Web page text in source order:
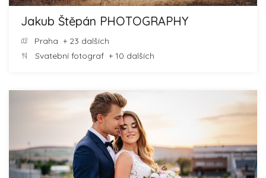
Jakub Štěpán PHOTOGRAPHY
Praha + 23 dalších
Svatební fotograf + 10 dalších